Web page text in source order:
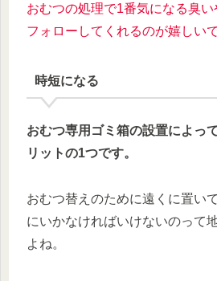
おむつの処理で1番気になる臭い
フォローしてくれるのが嬉しい
時短になる
おむつ専用ゴミ箱の設置によっ
リットの1つです。
おむつ替えのために遠くに置い
にいかなければいけないのって
よね。